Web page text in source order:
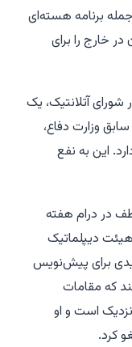
برنامه هسته‌ای
در خارج را برای
شورای آتلانتیک، یک
وزارت دفاع،
این به نفع
در درام هفته
دیپلماتیک
برای پیش‌نویس
که مقامات
نزدیک است و او
کرد.